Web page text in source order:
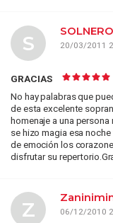
SOLNERO
20/03/2011
S
GRACIAS
No hay palabras que
de esta excelente
homenaje a una
se hizo magia esa
de emoción los
disfrutar su
06/12/2010
Z